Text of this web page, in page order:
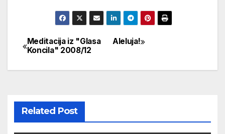
Navigacija
objava
Aleluja!
Meditacija iz "Glasa
Koncila" 2008/12
Related Post